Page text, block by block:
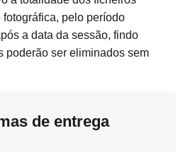
pelo período
a data da sessão, findo
poderão ser eliminados sem
de entrega